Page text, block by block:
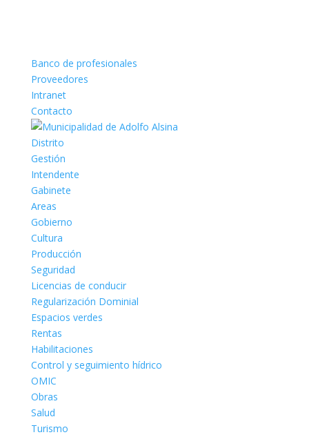
Banco de profesionales
Proveedores
Intranet
Contacto
Distrito
Gestión
Intendente
Gabinete
Areas
Gobierno
Cultura
Producción
Seguridad
Licencias de conducir
Regularización Dominial
Espacios verdes
Rentas
Habilitaciones
Control y seguimiento hídrico
OMIC
Obras
Salud
Turismo